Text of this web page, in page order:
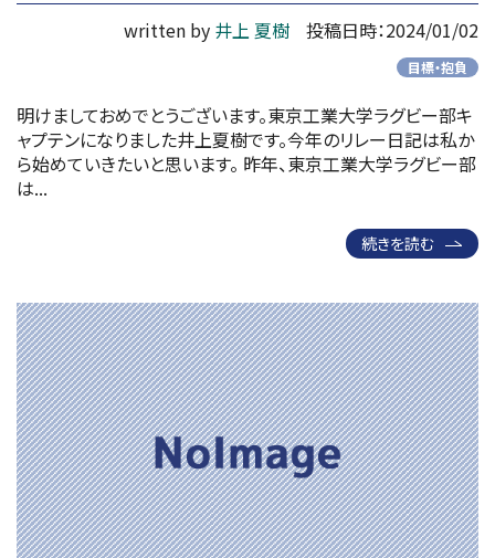
written by 井上 夏樹 投稿日時：2024/01/02
目標・抱負
明けましておめでとうございます。東京工業大学ラグビー部キ
ャプテンになりました井上夏樹です。今年のリレー日記は私か
ら始めていきたいと思います。 昨年、東京工業大学ラグビー部
は...
続きを読む